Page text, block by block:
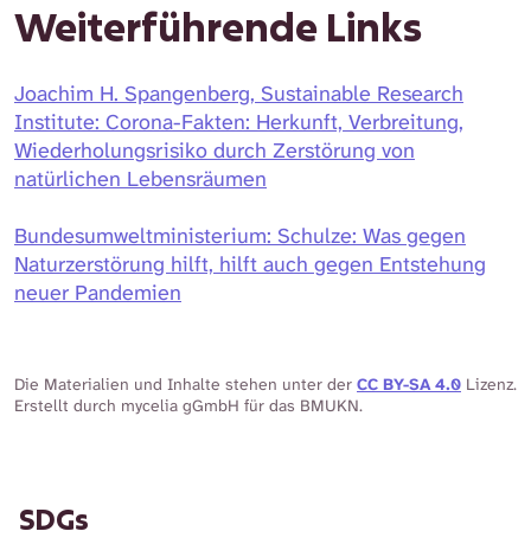
Weiterführende Links
Joachim H. Spangenberg, Sustainable Research
Institute: Corona-Fakten: Herkunft, Verbreitung,
Wiederholungsrisiko durch Zerstörung von
natürlichen Lebensräumen
Bundesumweltministerium: Schulze: Was gegen
Naturzerstörung hilft, hilft auch gegen Entstehung
neuer Pandemien
Die Materialien und Inhalte stehen unter der CC BY-SA 4.0 Lizenz.
Erstellt durch mycelia gGmbH für das BMUKN.
SDGs